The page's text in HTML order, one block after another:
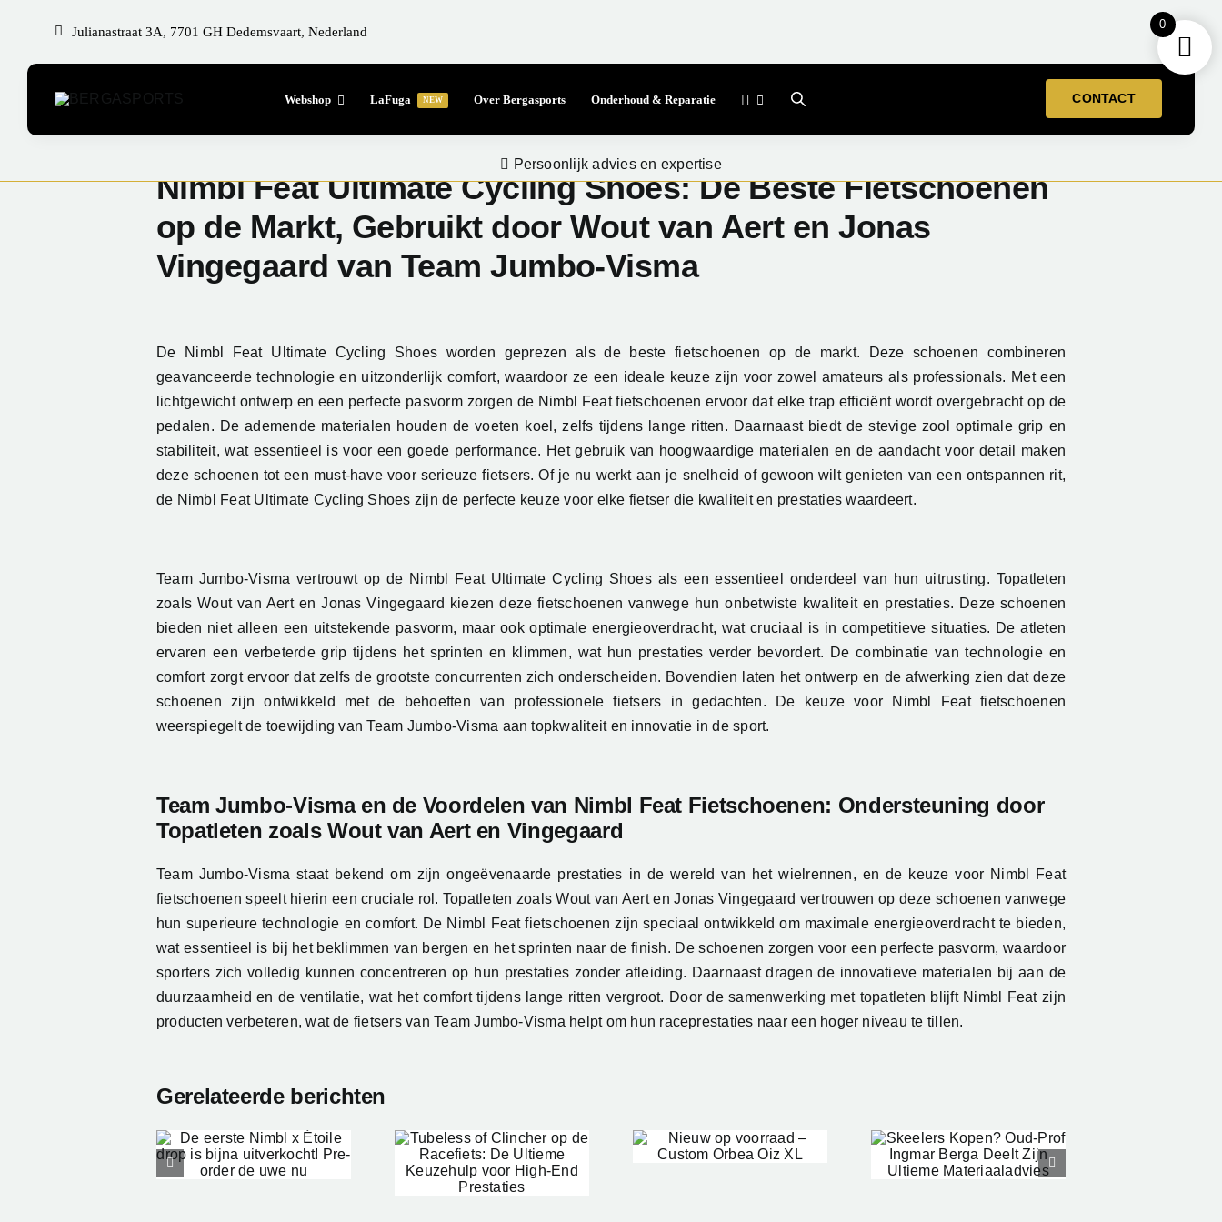
inhoud
Julianastraat 3A, 7701 GH Dedemsvaart, Nederland
Webshop LaFuga NEW Over Bergasports Onderhoud & Reparatie CONTACT
Persoonlijk advies en expertise
Nimbl Feat Ultimate Cycling Shoes: De Beste Fietschoenen
op de Markt, Gebruikt door Wout van Aert en Jonas
Vingegaard van Team Jumbo-Visma
De Nimbl Feat Ultimate Cycling Shoes worden geprezen als de beste fietschoenen op de markt. Deze schoenen combineren
geavanceerde technologie en uitzonderlijk comfort, waardoor ze een ideale keuze zijn voor zowel amateurs als professionals. Met een
lichtgewicht ontwerp en een perfecte pasvorm zorgen de Nimbl Feat fietschoenen ervoor dat elke trap efficiënt wordt overgebracht op de
pedalen. De ademende materialen houden de voeten koel, zelfs tijdens lange ritten. Daarnaast biedt de stevige zool optimale grip en
stabiliteit, wat essentieel is voor een goede performance. Het gebruik van hoogwaardige materialen en de aandacht voor detail maken
deze schoenen tot een must-have voor serieuze fietsers. Of je nu werkt aan je snelheid of gewoon wilt genieten van een ontspannen rit,
de Nimbl Feat Ultimate Cycling Shoes zijn de perfecte keuze voor elke fietser die kwaliteit en prestaties waardeert.
Team Jumbo-Visma vertrouwt op de Nimbl Feat Ultimate Cycling Shoes als een essentieel onderdeel van hun uitrusting. Topatleten
zoals Wout van Aert en Jonas Vingegaard kiezen deze fietschoenen vanwege hun onbetwiste kwaliteit en prestaties. Deze schoenen
bieden niet alleen een uitstekende pasvorm, maar ook optimale energieoverdracht, wat cruciaal is in competitieve situaties. De atleten
ervaren een verbeterde grip tijdens het sprinten en klimmen, wat hun prestaties verder bevordert. De combinatie van technologie en
comfort zorgt ervoor dat zelfs de grootste concurrenten zich onderscheiden. Bovendien laten het ontwerp en de afwerking zien dat deze
schoenen zijn ontwikkeld met de behoeften van professionele fietsers in gedachten. De keuze voor Nimbl Feat fietschoenen
weerspiegelt de toewijding van Team Jumbo-Visma aan topkwaliteit en innovatie in de sport.
Team Jumbo-Visma en de Voordelen van Nimbl Feat Fietschoenen: Ondersteuning door
Topatleten zoals Wout van Aert en Vingegaard
Team Jumbo-Visma staat bekend om zijn ongeëvenaarde prestaties in de wereld van het wielrennen, en de keuze voor Nimbl Feat
fietschoenen speelt hierin een cruciale rol. Topatleten zoals Wout van Aert en Jonas Vingegaard vertrouwen op deze schoenen vanwege
hun superieure technologie en comfort. De Nimbl Feat fietschoenen zijn speciaal ontwikkeld om maximale energieoverdracht te bieden,
wat essentieel is bij het beklimmen van bergen en het sprinten naar de finish. De schoenen zorgen voor een perfecte pasvorm, waardoor
sporters zich volledig kunnen concentreren op hun prestaties zonder afleiding. Daarnaast dragen de innovatieve materialen bij aan de
duurzaamheid en de ventilatie, wat het comfort tijdens lange ritten vergroot. Door de samenwerking met topatleten blijft Nimbl Feat zijn
producten verbeteren, wat de fietsers van Team Jumbo-Visma helpt om hun raceprestaties naar een hoger niveau te tillen.
Gerelateerde berichten
Tubeless of
Clincher op de
Racefiets: De
Ultieme
Nieuw op
voorraad –
Custom Orbea
Kopen? Oud-
Prof Ingmar
0